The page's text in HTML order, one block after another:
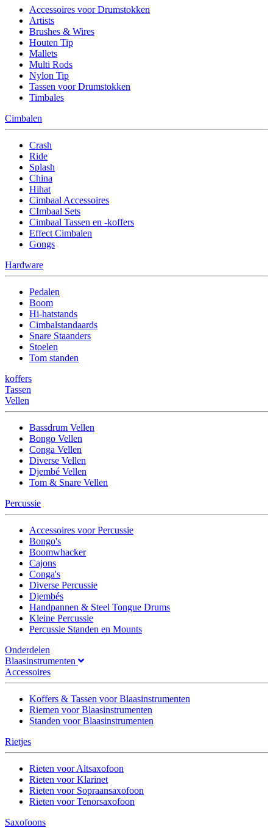
Accessoires voor Drumstokken
Artists
Brushes & Wires
Houten Tip
Mallets
Multi Rods
Nylon Tip
Tassen voor Drumstokken
Timbales
Cimbalen
Crash
Ride
Splash
China
Hihat
Cimbaal Accessoires
CImbaal Sets
Cimbaal Tassen en -koffers
Effect Cimbalen
Gongs
Hardware
Pedalen
Boom
Hi-hatstands
Cimbalstandaards
Snare Staanders
Stoelen
Tom standen
koffers
Tassen
Vellen
Bassdrum Vellen
Bongo Vellen
Conga Vellen
Diverse Vellen
Djembé Vellen
Tom & Snare Vellen
Percussie
Accessoires voor Percussie
Bongo's
Boomwhacker
Cajons
Conga's
Diverse Percussie
Djembés
Handpannen & Steel Tongue Drums
Kleine Percussie
Percussie Standen en Mounts
Onderdelen
Blaasinstrumenten
Accessoires
Koffers & Tassen voor Blaasinstrumenten
Riemen voor Blaasinstrumenten
Standen voor Blaasinstrumenten
Rietjes
Rieten voor Altsaxofoon
Rieten voor Klarinet
Rieten voor Sopraansaxofoon
Rieten voor Tenorsaxofoon
Saxofoons